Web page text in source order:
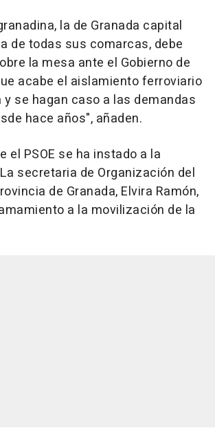
la de Granada capital
de todas sus comarcas, debe
la mesa ante el Gobierno de
acabe el aislamiento ferroviario
y se hagan caso a las demandas
hace años", añaden.
el PSOE se ha instado a la
secretaria de Organización del
de Granada, Elvira Ramón,
a la movilización de la